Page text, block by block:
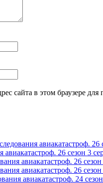
сайта в этом браузере
авиакатастроф.
авиакатастроф. 26 сезон 3
авиакатастроф. 26
авиакатастроф. 26
авиакатастроф. 24